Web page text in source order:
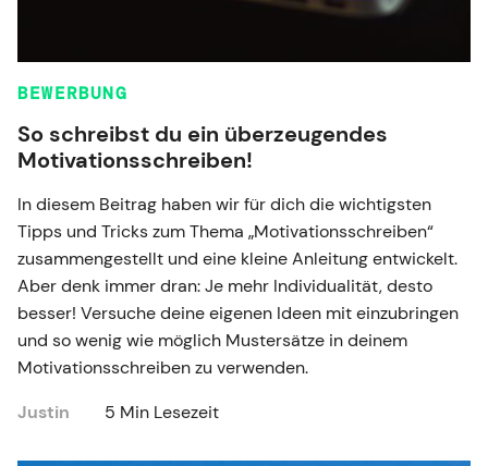
BEWERBUNG
So schreibst du ein überzeugendes
Motivationsschreiben!
In diesem Beitrag haben wir für dich die wichtigsten
Tipps und Tricks zum Thema „Motivationsschreiben“
zusammengestellt und eine kleine Anleitung entwickelt.
Aber denk immer dran: Je mehr Individualität, desto
besser! Versuche deine eigenen Ideen mit einzubringen
und so wenig wie möglich Mustersätze in deinem
Motivationsschreiben zu verwenden.
Justin
5 Min Lesezeit